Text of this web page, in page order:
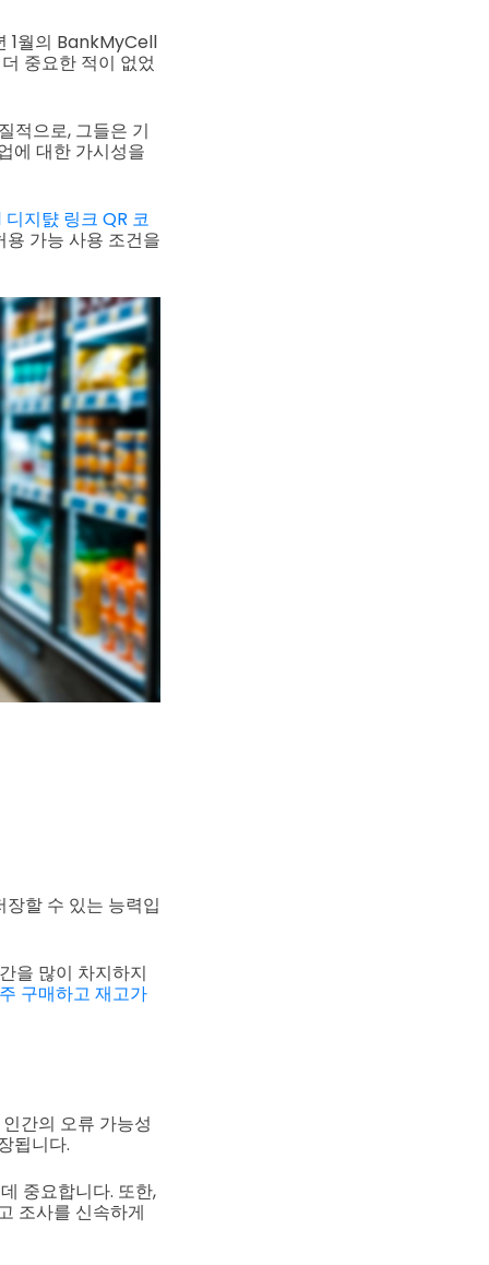
1월의 BankMyCell
더 중요한 적이 없었
적으로, 그들은 기
에 대한 가시성을
디지턄 링크 QR 코
용 가능 사용 조건을
할 수 있는 능력입
을 많이 차지하지
구매하고 재고가
간의 오류 가능성
됩니다.
중요합니다. 또한,
조사를 신속하게